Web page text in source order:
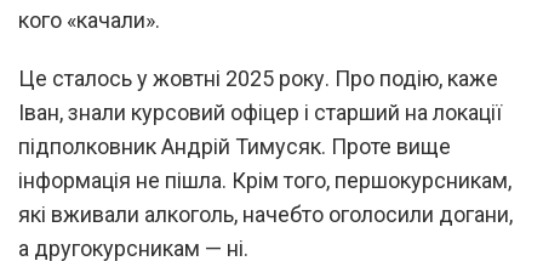
кого «качали».
Це сталось у жовтні 2025 року. Про подію, каже
Іван, знали курсовий офіцер і старший на локації
підполковник Андрій Тимусяк. Проте вище
інформація не пішла. Крім того, першокурсникам,
які вживали алкоголь, начебто оголосили догани,
а другокурсникам — ні.